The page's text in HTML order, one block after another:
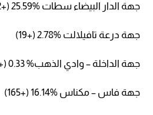
جهة الدار البيضاء سطات %25.59 (+422)
جهة درعة تافيلالت %2.78 (+19)
جهة الداخلة – وادي الذهب% 0.33 (+4)
جهة فاس – مكناس %16.14 (+165)